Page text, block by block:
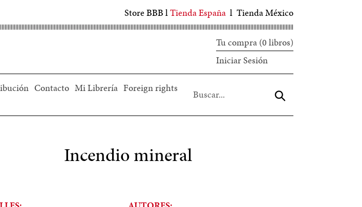
Store BBB lTienda España l Tienda México
Tu compra (0 libros)
Iniciar SesiónIniciar
sesión
Contacto Mi Librería Foreign rights
Incendio mineral